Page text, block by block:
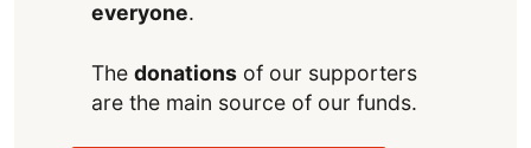
everyone.
The donationsof our supporters
are the main source of our funds.